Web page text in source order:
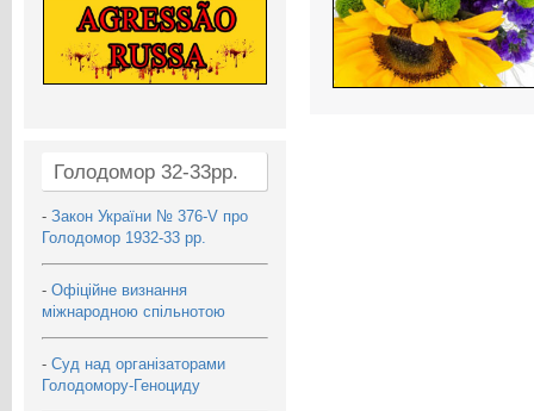
Голодомор 32-33рр.
- Закон України № 376-V про
Голодомор 1932-33 рр.
- Офіційне визнання
міжнародною спільнотою
- Суд над організаторами
Голодомору-Геноциду